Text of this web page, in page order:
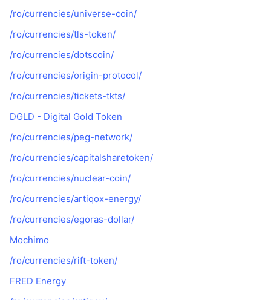
/ro/currencies/universe-coin/
/ro/currencies/tls-token/
/ro/currencies/dotscoin/
/ro/currencies/origin-protocol/
/ro/currencies/tickets-tkts/
DGLD - Digital Gold Token
/ro/currencies/peg-network/
/ro/currencies/capitalsharetoken/
/ro/currencies/nuclear-coin/
/ro/currencies/artiqox-energy/
/ro/currencies/egoras-dollar/
Mochimo
/ro/currencies/rift-token/
FRED Energy